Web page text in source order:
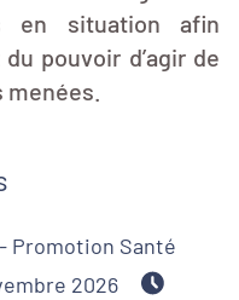
en situation afin
pouvoir d’agir de
Promotion Santé
2026